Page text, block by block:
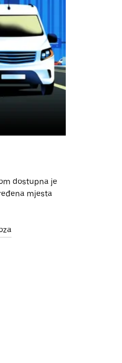
dostupna je
mjesta